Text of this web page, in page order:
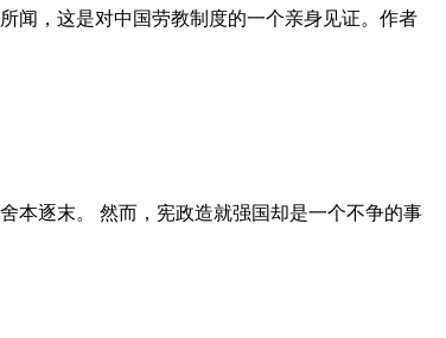
闻，这是对中国劳教制度的一个亲身见证。作者
本逐末。 然而，宪政造就强国却是一个不争的事